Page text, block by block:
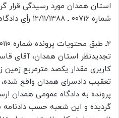
استان همدان مورد رسیدگی قرار
شماره ۰۰۷۱۶ ـ ۱۲/۱۱/۱۳۸۸ رأی دادگاه نخستین را تأیید کرده است.
تجدیدنظر استان همدان، آقای
تعقیب دادسرای همدان واقع شده،